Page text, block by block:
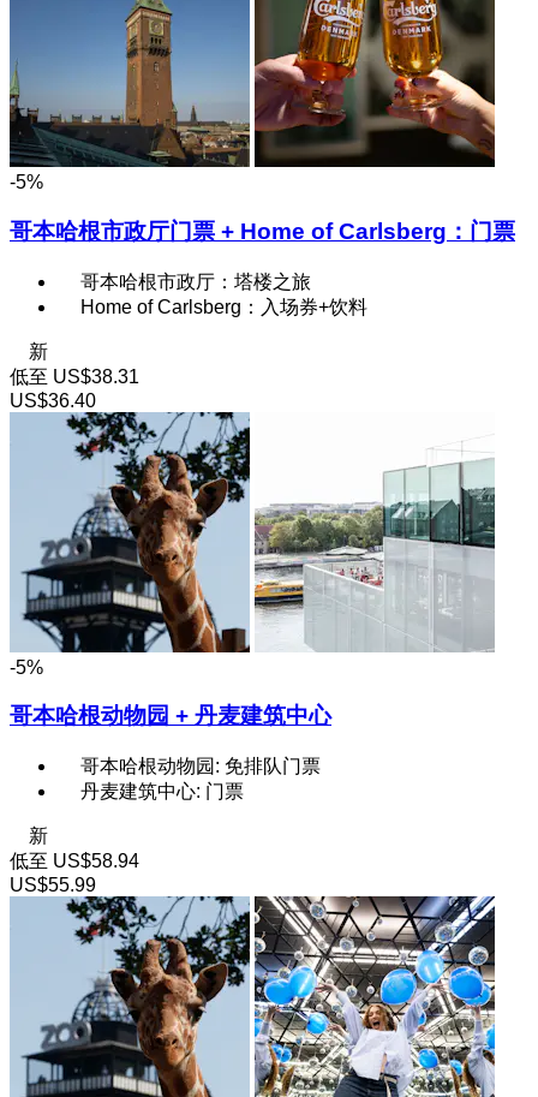
-5%
哥本哈根市政厅门票 + Home of Carlsberg：门票
哥本哈根市政厅：塔楼之旅
Home of Carlsberg：入场券+饮料
新
低至 US$38.31
US$36.40
-5%
哥本哈根动物园 + 丹麦建筑中心
哥本哈根动物园: 免排队门票
丹麦建筑中心: 门票
新
低至 US$58.94
US$55.99